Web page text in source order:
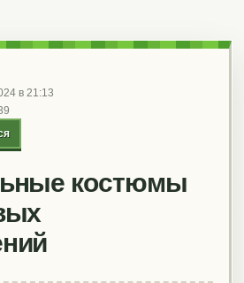
в 21:13
костюмы